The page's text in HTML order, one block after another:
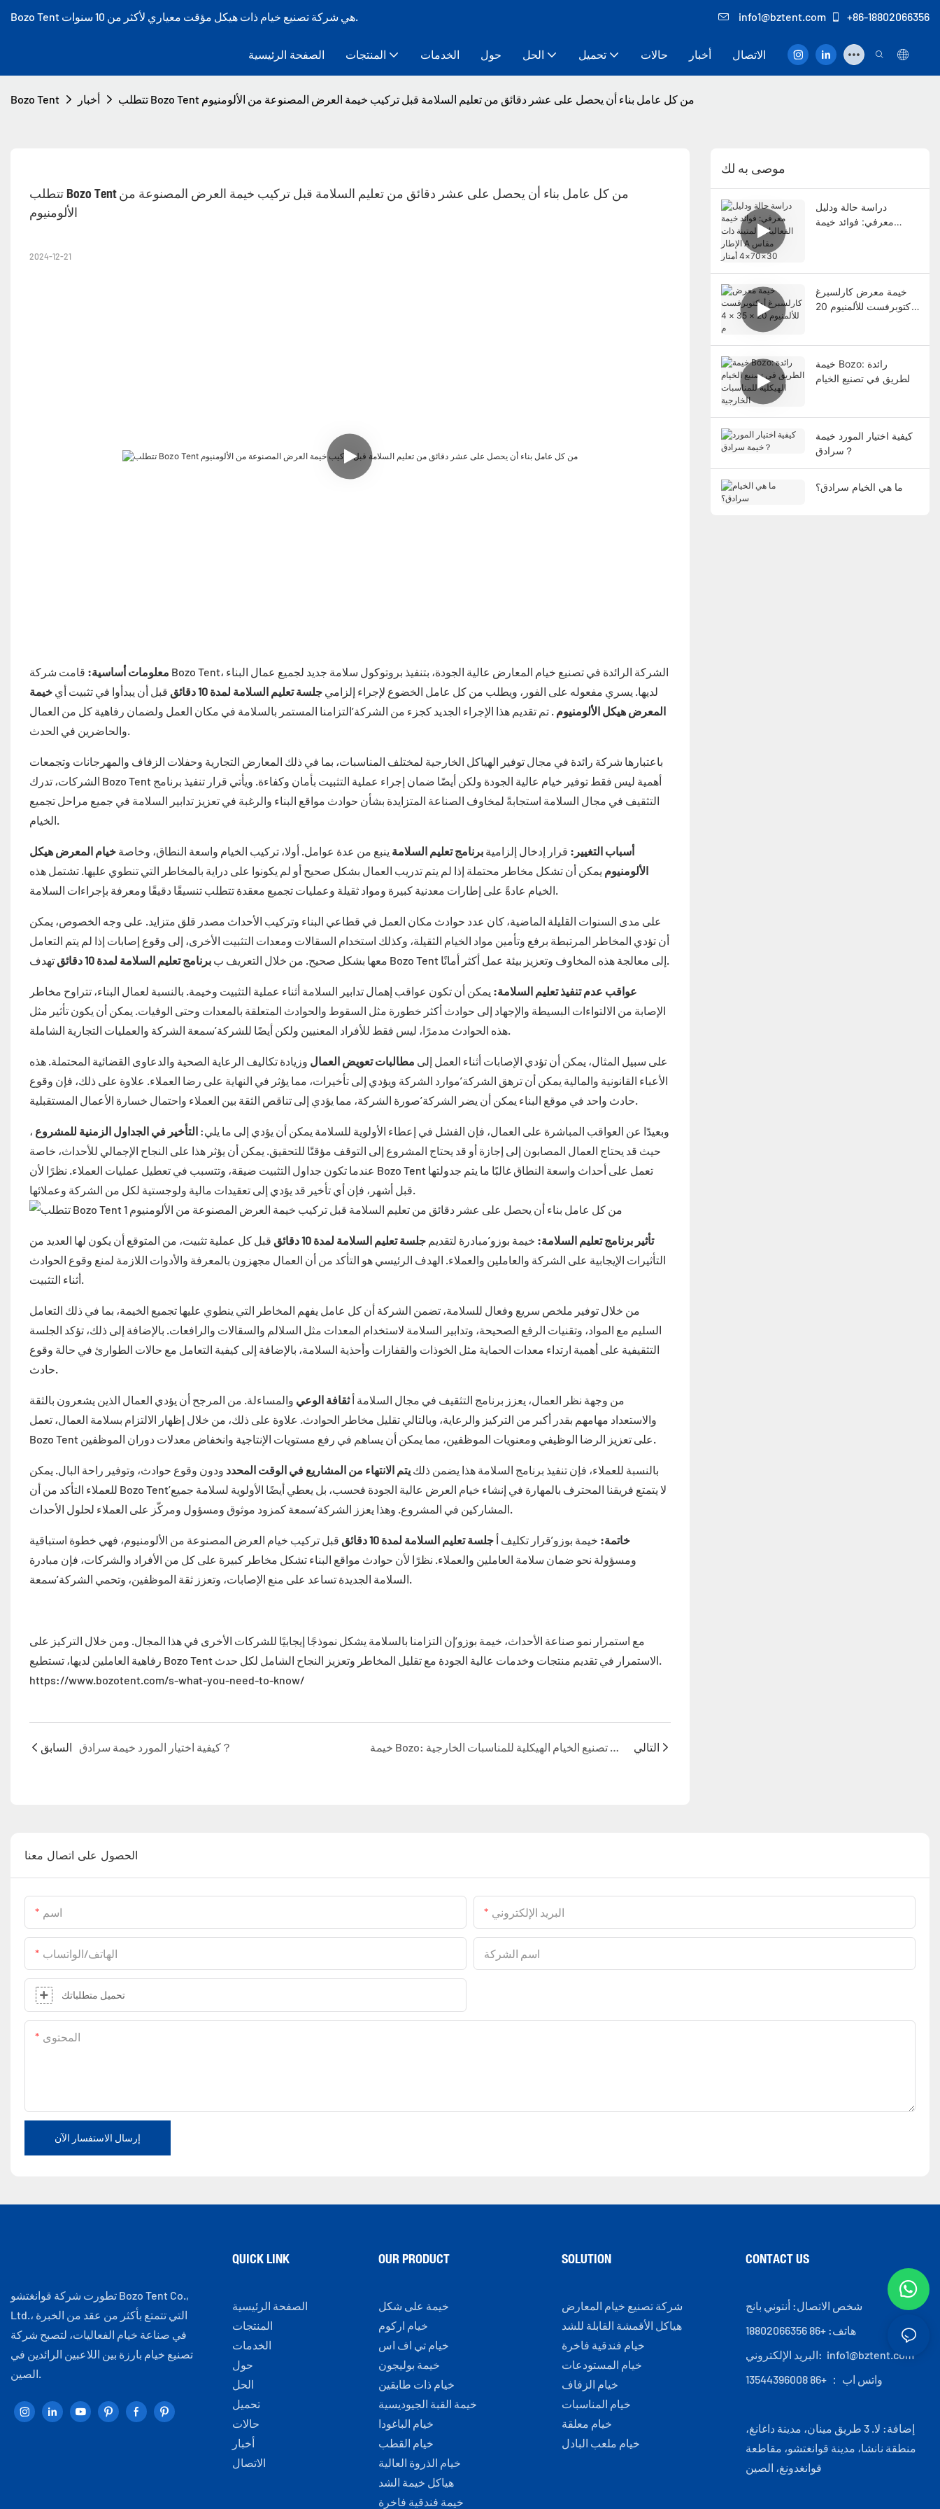
Bozo Tent هي شركة تصنيع خيام ذات هيكل مؤقت معياري لأكثر من 10 سنوات. info1@bztent.com +86-18802066356
الصفحة الرئيسية المنتجات الخدمات حول الحل تحميل حالات أخبار الاتصال
Bozo Tent أخبار تتطلب Bozo Tent من كل عامل بناء أن يحصل على عشر دقائق من تعليم السلامة قبل تركيب خيمة العرض المصنوعة من الألومنيوم
تتطلب Bozo Tent من كل عامل بناء أن يحصل على عشر دقائق من تعليم السلامة قبل تركيب خيمة العرض المصنوعة من
الألومنيوم
2024-12-21
معلومات أساسية: قامت شركة Bozo Tent، الشركة الرائدة في تصنيع خيام المعارض عالية الجودة، بتنفيذ بروتوكول سلامة جديد لجميع عمال البناء
لديها. يسري مفعوله على الفور، ويطلب من كل عامل الخضوع لإجراء إلزاميجلسة تعليم السلامة لمدة 10 دقائق قبل أن يبدأوا في تثبيت أيخيمة
المعرض هيكل الألومنيوم. تم تقديم هذا الإجراء الجديد كجزء من الشركة’التزامنا المستمر بالسلامة في مكان العمل ولضمان رفاهية كل من العمال
والحاضرين في الحدث.
باعتبارها شركة رائدة في مجال توفير الهياكل الخارجية لمختلف المناسبات، بما في ذلك المعارض التجارية وحفلات الزفاف والمهرجانات وتجمعات
الشركات، تدرك Bozo Tent أهمية ليس فقط توفير خيام عالية الجودة ولكن أيضًا ضمان إجراء عملية التثبيت بأمان وكفاءة. ويأتي قرار تنفيذ برنامج
التثقيف في مجال السلامة استجابةً لمخاوف الصناعة المتزايدة بشأن حوادث مواقع البناء والرغبة في تعزيز تدابير السلامة في جميع مراحل تجميع
الخيام.
أسباب التغيير: قرار إدخال إلزاميةبرنامج تعليم السلامة ينبع من عدة عوامل. أولا، تركيب الخيام واسعة النطاق، وخاصةخيام المعرض هيكل
الألومنيوم يمكن أن تشكل مخاطر محتملة إذا لم يتم تدريب العمال بشكل صحيح أو لم يكونوا على دراية بالمخاطر التي تنطوي عليها. تشتمل هذه
الخيام عادةً على إطارات معدنية كبيرة ومواد ثقيلة وعمليات تجميع معقدة تتطلب تنسيقًا دقيقًا ومعرفة بإجراءات السلامة.
على مدى السنوات القليلة الماضية، كان عدد حوادث مكان العمل في قطاعي البناء وتركيب الأحداث مصدر قلق متزايد. على وجه الخصوص، يمكن
أن تؤدي المخاطر المرتبطة برفع وتأمين مواد الخيام الثقيلة، وكذلك استخدام السقالات ومعدات التثبيت الأخرى، إلى وقوع إصابات إذا لم يتم التعامل
معها بشكل صحيح. من خلال التعريف ببرنامج تعليم السلامة لمدة 10 دقائق تهدف Bozo Tent إلى معالجة هذه المخاوف وتعزيز بيئة عمل أكثر أمانًا.
عواقب عدم تنفيذ تعليم السلامة: يمكن أن تكون عواقب إهمال تدابير السلامة أثناء عملية التثبيت وخيمة. بالنسبة لعمال البناء، تتراوح مخاطر
الإصابة من الالتواءات البسيطة والإجهاد إلى حوادث أكثر خطورة مثل السقوط والحوادث المتعلقة بالمعدات وحتى الوفيات. يمكن أن يكون تأثير مثل
هذه الحوادث مدمرًا، ليس فقط للأفراد المعنيين ولكن أيضًا للشركة’سمعة الشركة والعمليات التجارية الشاملة.
على سبيل المثال، يمكن أن تؤدي الإصابات أثناء العمل إلى مطالبات تعويض العمال وزيادة تكاليف الرعاية الصحية والدعاوى القضائية المحتملة. هذه
الأعباء القانونية والمالية يمكن أن ترهق الشركة’موارد الشركة ويؤدي إلى تأخيرات، مما يؤثر في النهاية على رضا العملاء. علاوة على ذلك، فإن وقوع
حادث واحد في موقع البناء يمكن أن يضر الشركة’صورة الشركة، مما يؤدي إلى تناقص الثقة بين العملاء واحتمال خسارة الأعمال المستقبلية.
وبعيدًا عن العواقب المباشرة على العمال، فإن الفشل في إعطاء الأولوية للسلامة يمكن أن يؤدي إلى ما يلي:التأخير في الجداول الزمنية للمشروع ،
حيث قد يحتاج العمال المصابون إلى إجازة أو قد يحتاج المشروع إلى التوقف مؤقتًا للتحقيق. يمكن أن يؤثر هذا على النجاح الإجمالي للأحداث، خاصة
عندما تكون جداول التثبيت ضيقة، وتتسبب في تعطيل عمليات العملاء. نظرًا لأن Bozo Tent تعمل على أحداث واسعة النطاق غالبًا ما يتم جدولتها
قبل أشهر، فإن أي تأخير قد يؤدي إلى تعقيدات مالية ولوجستية لكل من الشركة وعملائها.
تأثير برنامج تعليم السلامة: خيمة بوزو’مبادرة لتقديمجلسة تعليم السلامة لمدة 10 دقائق
قبل كل عملية تثبيت، من المتوقع أن يكون لها العديد من
التأثيرات الإيجابية على الشركة والعاملين والعملاء. الهدف الرئيسي هو التأكد من أن العمال مجهزون بالمعرفة والأدوات اللازمة لمنع وقوع الحوادث
أثناء التثبيت.
من خلال توفير ملخص سريع وفعال للسلامة، تضمن الشركة أن كل عامل يفهم المخاطر التي ينطوي عليها تجميع الخيمة، بما في ذلك التعامل
السليم مع المواد، وتقنيات الرفع الصحيحة، وتدابير السلامة لاستخدام المعدات مثل السلالم والسقالات والرافعات. بالإضافة إلى ذلك، تؤكد الجلسة
التثقيفية على أهمية ارتداء معدات الحماية مثل الخوذات والقفازات وأحذية السلامة، بالإضافة إلى كيفية التعامل مع حالات الطوارئ في حالة وقوع
حادث.
من وجهة نظر العمال، يعزز برنامج التثقيف في مجال السلامة أثقافة الوعي والمساءلة. من المرجح أن يؤدي العمال الذين يشعرون بالثقة
والاستعداد مهامهم بقدر أكبر من التركيز والرعاية، وبالتالي تقليل مخاطر الحوادث. علاوة على ذلك، من خلال إظهار الالتزام بسلامة العمال، تعمل
Bozo Tent على تعزيز الرضا الوظيفي ومعنويات الموظفين، مما يمكن أن يساهم في رفع مستويات الإنتاجية وانخفاض معدلات دوران الموظفين.
بالنسبة للعملاء، فإن تنفيذ برنامج السلامة هذا يضمن ذلكيتم الانتهاء من المشاريع في الوقت المحدد ودون وقوع حوادث، وتوفير راحة البال. يمكن
للعملاء التأكد من أن Bozo Tent’لا يتمتع فريقنا المحترف بالمهارة في إنشاء خيام العرض عالية الجودة فحسب، بل يعطي أيضًا الأولوية لسلامة جميع
المشاركين في المشروع. وهذا يعزز الشركة’سمعة كمزود موثوق ومسؤول ومركّز على العملاء لحلول الأحداث.
خاتمة: خيمة بوزو’قرار تكليف أجلسة تعليم السلامة لمدة 10 دقائق
قبل تركيب خيام العرض المصنوعة من الألومنيوم، فهي خطوة استباقية
ومسؤولة نحو ضمان سلامة العاملين والعملاء. نظرًا لأن حوادث مواقع البناء تشكل مخاطر كبيرة على كل من الأفراد والشركات، فإن مبادرة
السلامة الجديدة تساعد على منع الإصابات، وتعزز ثقة الموظفين، وتحمي الشركة’سمعة.
مع استمرار نمو صناعة الأحداث، خيمة بوزو’إن التزامنا بالسلامة يشكل نموذجًا إيجابيًا للشركات الأخرى في هذا المجال. ومن خلال التركيز على
رفاهية العاملين لديها، تستطيع Bozo Tent الاستمرار في تقديم منتجات وخدمات عالية الجودة مع تقليل المخاطر وتعزيز النجاح الشامل لكل حدث.
https://www.bozotent.com/s-what-you-need-to-know/
السابق كيفية اختيار المورد خيمة سرادق？ خيمة Bozo: رائدة الطريق في تصنيع الخيام الهيكلية للمناسبات الخارجية التالي
موصى به لك
دراسة حالة ودليل
معرفي: فوائد خيمة
خيمة معرض كارلسبرغ
أوكتوبرفست للألمنيوم 20
خيمة Bozo: رائدة
الطريق في تصنيع الخيام
كيفية اختيار المورد خيمة
سرادق？
ما هي الخيام سرادق؟
الحصول على اتصال معنا
اسم البريد الإلكتروني
الهاتف/الواتساب اسم الشركة
تحميل متطلباتك
المحتوى
إرسال الاستفسار الآن
تطورت شركة قوانغتشو Bozo Tent Co.,
Ltd.، التي تتمتع بأكثر من عقد من الخبرة
في صناعة خيام الفعاليات، لتصبح شركة
تصنيع خيام بارزة بين اللاعبين الرائدين في
QUICK LINK
الصفحة الرئيسية
المنتجات
الخدمات
حول
الحل
تحميل
حالات
أخبار
الاتصال
OUR PRODUCT
خيمة على شكل
خيام اركوم
خيام تي اف اس
خيمة بوليجون
خيام ذات طابقين
خيمة القبة الجيوديسية
خيام الباغودا
خيام القطب
خيام الذروة العالية
هياكل خيمة الشد
خيمة فندقية فاخرة
SOLUTION
شركة تصنيع خيام المعارض
هياكل الأقمشة القابلة للشد
خيام فندقية فاخرة
خيام المستودعات
خيام الزفاف
خيام المناسبات
خيام معلقة
خيام ملعب البادل
CONTACT US
شخص الاتصال: أنتوني بانج
هاتف: +86 18802066356
البريد الإلكتروني: info1@bztent.com
واتس اب ： +86 13544396008
إضافة: لا. 3 طريق مينان، مدينة داغانغ،
منطقة نانشا، مدينة قوانغتشو، مقاطعة
قوانغدونغ، الصين